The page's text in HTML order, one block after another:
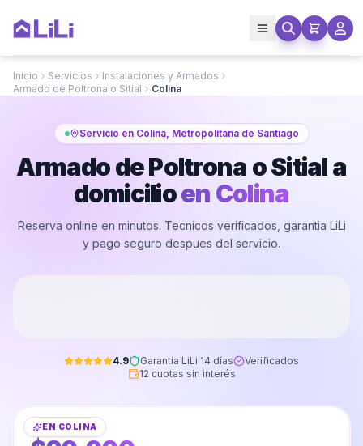
Inicio Servicios
Instalaciones y Armados
Armado de Poltrona o Sitial
Colina
Servicio en Colina, Metropolitana de Santiago
Armado de Poltrona o Sitial a
domicilioen Colina
Reserva online en minutos. Tecnicos verificados, garantia LiLi
y pago seguro despues del servicio.
4.9 Garantia LiLi 14 días
Verificados
12 cuotas sin interés
EN COLINA
DESDE